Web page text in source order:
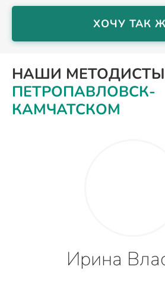
ХОЧУ ТАК
НАШИ МЕТОДИСТЫ
ПЕТРОПАВЛОВСК-
КАМЧАТСКОМ
Ирина